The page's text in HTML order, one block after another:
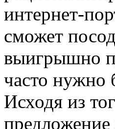
интернет-
сможет
выигрышно
часто нужно
Исходя из